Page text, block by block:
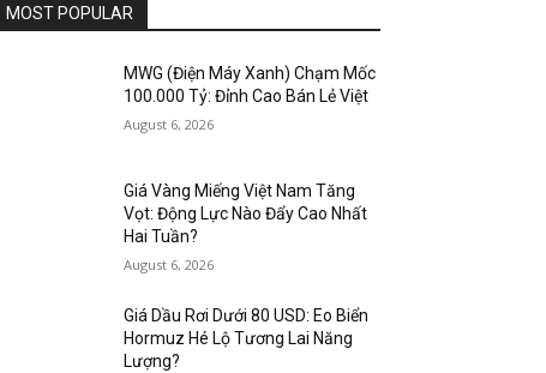
MOST POPULAR
MWG (Điện Máy Xanh) Chạm Mốc
100.000 Tỷ: Đỉnh Cao Bán Lẻ Việt
August 6, 2026
Giá Vàng Miếng Việt Nam Tăng
Vọt: Động Lực Nào Đẩy Cao Nhất
Hai Tuần?
August 6, 2026
Giá Dầu Rơi Dưới 80 USD: Eo Biển
Hormuz Hé Lộ Tương Lai Năng
Lượng?